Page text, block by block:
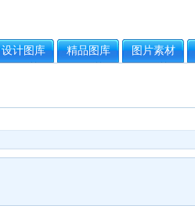
设计图库 精品图库 图片素材